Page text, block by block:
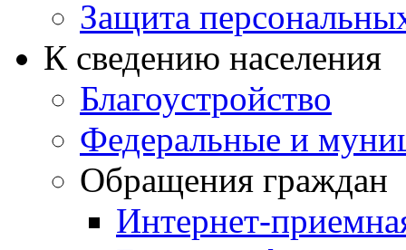
Защита
К сведению населения
Благоустройство
Федеральные и
Обращения граждан
Интернет-